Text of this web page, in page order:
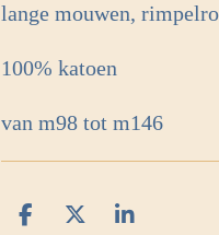
lange mouwen,
100% katoen
van m98 tot m146
D
D
S